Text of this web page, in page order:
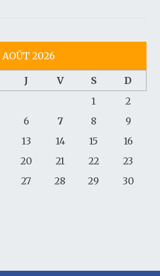
AOÛT 2026
J V S
D
1
2
6 7 8
9
13 14 15
16
20 21 22
23
27 28 29
30